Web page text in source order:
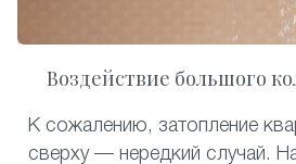
Воздействие большого
К сожалению, затопление
сверху — нередкий случай.